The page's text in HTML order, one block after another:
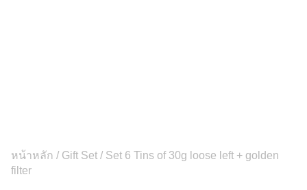
หน้าหลัก / Gift Set / Set 6 Tins of 30g loose left + golden
filter